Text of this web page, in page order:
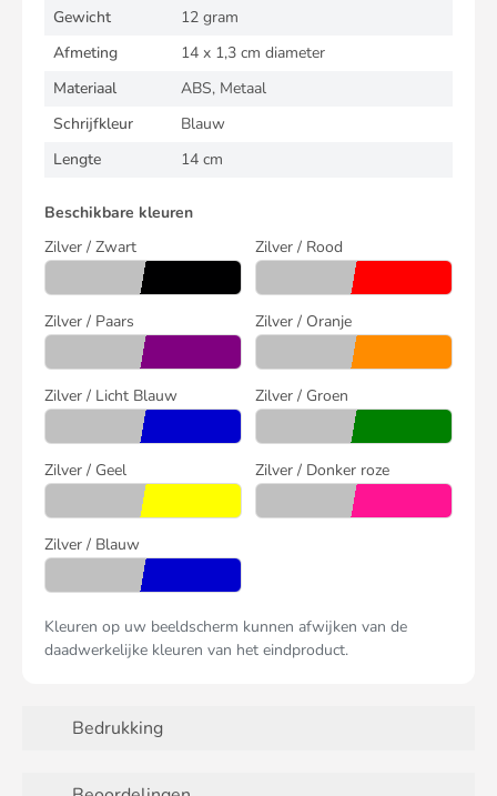
Gewicht
12 gram
Afmeting
14 x 1,3 cm diameter
Materiaal
ABS, Metaal
Schrijfkleur
Blauw
Lengte
14 cm
Beschikbare kleuren
Zilver / Zwart
Zilver / Rood
Zilver / Paars Zilver / Oranje
Zilver / Licht Blauw Zilver / Groen
Zilver / Geel Zilver / Donker roze
Zilver / Blauw
Kleuren op uw beeldscherm kunnen afwijken van de
daadwerkelijke kleuren van het eindproduct.
Bedrukking